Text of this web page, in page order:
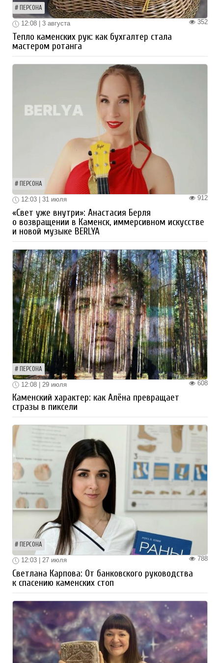
ПЕРСОНА
352
12:08 | 3 августа
Тепло каменских рук: как бухгалтер стала
мастером ротанга
ПЕРСОНА
912
12:03 | 31 июля
«Свет уже внутри»: Анастасия Берля
о возвращении в Каменск, иммерсивном искусстве
и новой музыке BERLYA
ПЕРСОНА
608
12:08 | 29 июля
Каменский характер: как Алёна превращает
стразы в пиксели
ПЕРСОНА
788
12:03 | 27 июля
Светлана Карпова: От банковского руководства
к спасению каменских стоп